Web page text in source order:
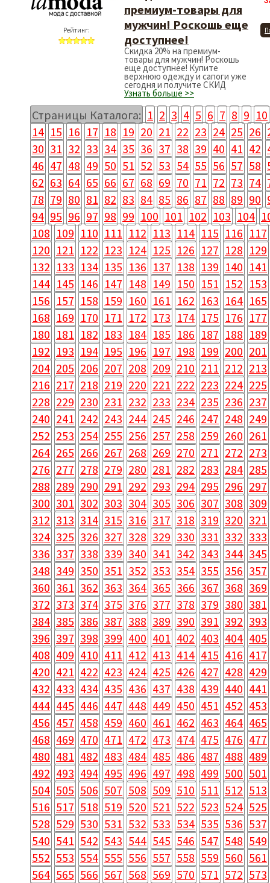
Рейтинг:
премиум-товары для
мужчин! Роскошь еще
доступнее!
Скидка 20% на премиум-
товары для мужчин! Роскошь
еще доступнее! Купите
верхнюю одежду и сапоги уже
сегодня и получите СКИД
Узнать больше >>
Страницы Каталога: 1 2 3 4 5 6 7 8 9 10
14 15 16 17 18 19 20 21 22 23 24 25 26
30 31 32 33 34 35 36 37 38 39 40 41 42
46 47 48 49 50 51 52 53 54 55 56 57 58
62 63 64 65 66 67 68 69 70 71 72 73 74
78 79 80 81 82 83 84 85 86 87 88 89 90
94 95 96 97 98 99 100 101 102 103 104
108 109 110 111 112 113 114 115 116 117
120 121 122 123 124 125 126 127 128 129
132 133 134 135 136 137 138 139 140 141
144 145 146 147 148 149 150 151 152 153
156 157 158 159 160 161 162 163 164 165
168 169 170 171 172 173 174 175 176 177
180 181 182 183 184 185 186 187 188 189
192 193 194 195 196 197 198 199 200 201
204 205 206 207 208 209 210 211 212 213
216 217 218 219 220 221 222 223 224 225
228 229 230 231 232 233 234 235 236 237
240 241 242 243 244 245 246 247 248 249
252 253 254 255 256 257 258 259 260 261
264 265 266 267 268 269 270 271 272 273
276 277 278 279 280 281 282 283 284 285
288 289 290 291 292 293 294 295 296 297
300 301 302 303 304 305 306 307 308 309
312 313 314 315 316 317 318 319 320 321
324 325 326 327 328 329 330 331 332 333
336 337 338 339 340 341 342 343 344 345
348 349 350 351 352 353 354 355 356 357
360 361 362 363 364 365 366 367 368 369
372 373 374 375 376 377 378 379 380 381
384 385 386 387 388 389 390 391 392 393
396 397 398 399 400 401 402 403 404 405
408 409 410 411 412 413 414 415 416 417
420 421 422 423 424 425 426 427 428 429
432 433 434 435 436 437 438 439 440 441
444 445 446 447 448 449 450 451 452 453
456 457 458 459 460 461 462 463 464 465
468 469 470 471 472 473 474 475 476 477
480 481 482 483 484 485 486 487 488 489
492 493 494 495 496 497 498 499 500 501
504 505 506 507 508 509 510 511 512 513
516 517 518 519 520 521 522 523 524 525
528 529 530 531 532 533 534 535 536 537
540 541 542 543 544 545 546 547 548 549
552 553 554 555 556 557 558 559 560 561
564 565 566 567 568 569 570 571 572 573